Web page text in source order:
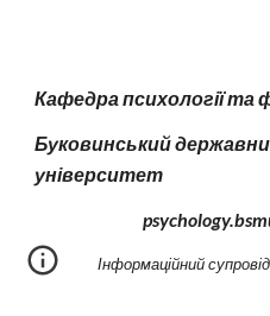
Кафедра психології та
Буковинський
університет
Інформаційний супровід